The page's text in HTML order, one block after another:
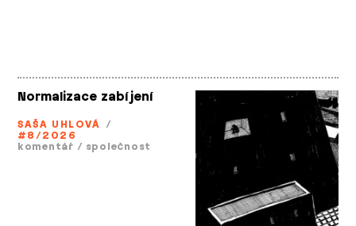
Normalizace zabíjení
SAŠA UHLOVÁ /
#8/2026
komentář / společnost